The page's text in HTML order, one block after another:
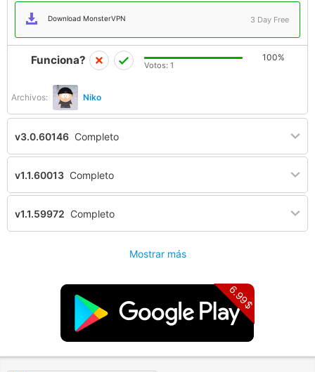
Download MonsterVPN 3 Day Free
Archivos: Niko
Funciona? 100%
Votos: 1
v3.0.60146 Completo
v1.1.60013 Completo
v1.1.59972 Completo
Mostrar más
6.99$